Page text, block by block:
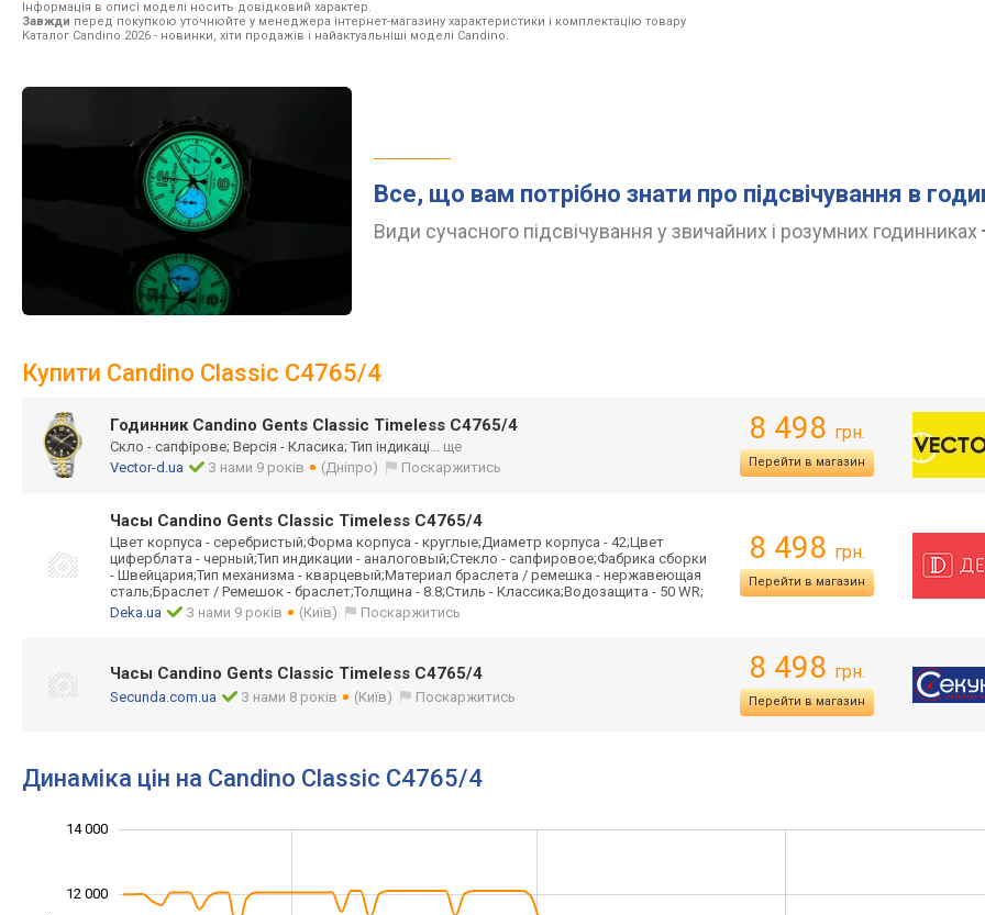
Інформація в описі моделі носить довідковий характер.
Завжди перед покупкою уточнюйте у менеджера інтернет-магазину характеристики і комплектацію товару
Каталог Candino 2026 - новинки, хіти продажів і найактуальніші моделі Candino.
Все, що вам потрібно знати про підсвічування в
Види сучасного підсвічування у звичайних і розумних годинниках
Купити Candino Classic C4765/4
Годинник Candino Gents Classic Timeless C4765/4
Скло - сапфірове; Версія - Класика; Тип індикаці... ще
Vector-d.ua
З нами 9 років (Дніпро) Поскаржитись
8 498 грн.
Перейти в магазин
Часы Candino Gents Classic Timeless C4765/4
Цвет корпуса - серебристый;Форма корпуса - круглые;Диаметр корпуса - 42;Цвет
циферблата - черный;Тип индикации - аналоговый;Стекло - сапфировое;Фабрика сборки
- Швейцария;Тип механизма - кварцевый;Материал браслета / ремешка - нержавеющая
сталь;Браслет / Ремешок - браслет;Толщина - 8.8;Стиль - Классика;Водозащита - 50 WR;
Deka.ua
З нами 9 років (Київ) Поскаржитись
8 498 грн.
Перейти в магазин
Часы Candino Gents Classic Timeless C4765/4
Secunda.com.ua З нами 8 років (Київ) Поскаржитись
8 498 грн.
Перейти в магазин
Динаміка цін на Candino Classic C4765/4
12 000
14 000